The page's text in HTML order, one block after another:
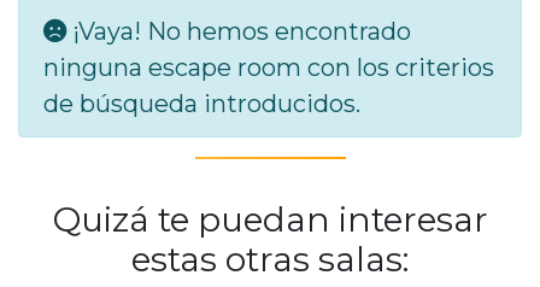
¡Vaya! No hemos encontrado
ninguna escape room con los criterios
de búsqueda introducidos.
Quizá te puedan interesar
estas otras salas: